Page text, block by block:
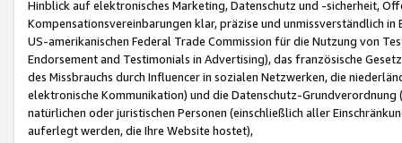
Hinblick auf elektronisches Marketing, Datenschutz und -sicherheit,
Kompensationsvereinbarungen klar, präzise und unmissverständlich
US-amerikanischen Federal Trade Commission für die Nutzung von
Endorsement and Testimonials in Advertising), das französische
des Missbrauchs durch Influencer in sozialen Netzwerken, die
elektronische Kommunikation) und die Datenschutz-
natürlichen oder juristischen Personen (einschließlich aller
auferlegt werden, die Ihre Website hostet),